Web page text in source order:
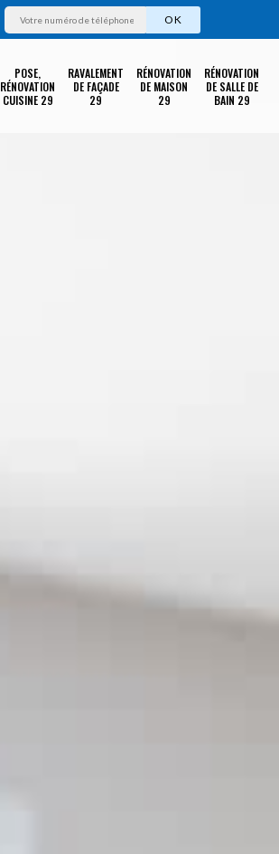
POSE,
RÉNOVATION
CUISINE 29
RAVALEMENT
DE FAÇADE
29
RÉNOVATION
DE MAISON
29
RÉNOVATION
DE SALLE DE
BAIN 29